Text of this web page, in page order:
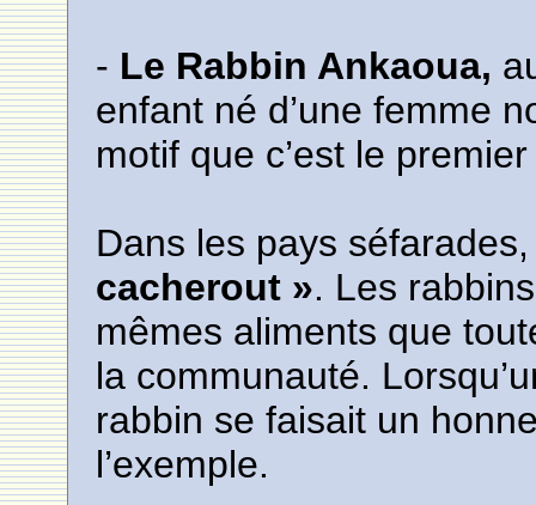
- Le Rabbin Ankaoua,
enfant né d’une femme
motif que c’est le
Dans les pays séfarades,
cacherout ». Les
mêmes aliments que
la communauté.
rabbin se faisait un
l’exemple.